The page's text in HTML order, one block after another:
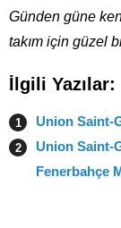
Günden güne
takım için güzel
İlgili Yazılar:
Union Saint-
Union Saint-
Fenerbahçe